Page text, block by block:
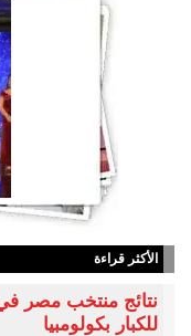
الأكثر قراءة
نتائج منتخب مصر في
للكبار بكولومبيا